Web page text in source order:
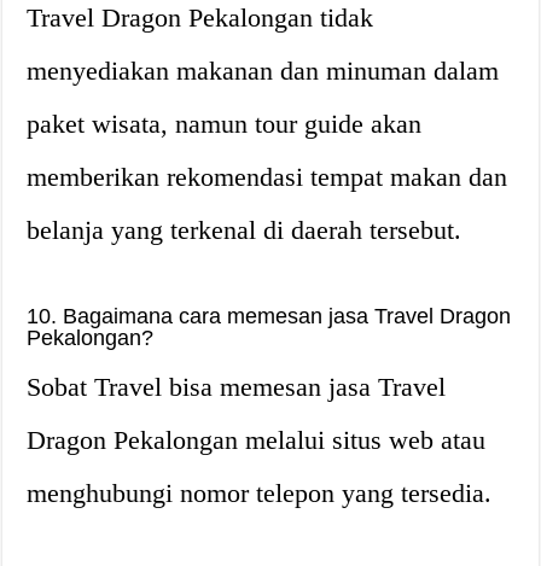
Travel Dragon Pekalongan tidak
menyediakan makanan dan minuman dalam
paket wisata, namun tour guide akan
memberikan rekomendasi tempat makan dan
belanja yang terkenal di daerah tersebut.
10. Bagaimana cara memesan jasa Travel Dragon
Pekalongan?
Sobat Travel bisa memesan jasa Travel
Dragon Pekalongan melalui situs web atau
menghubungi nomor telepon yang tersedia.